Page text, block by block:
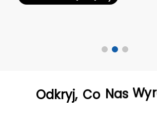
Odkryj, Co Nas